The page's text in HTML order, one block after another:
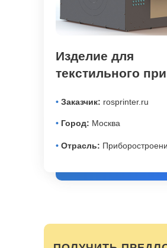
• Отрасль:
Изделие для
текстильного
• Заказчик: rosprinter.ru
• Город: Москва